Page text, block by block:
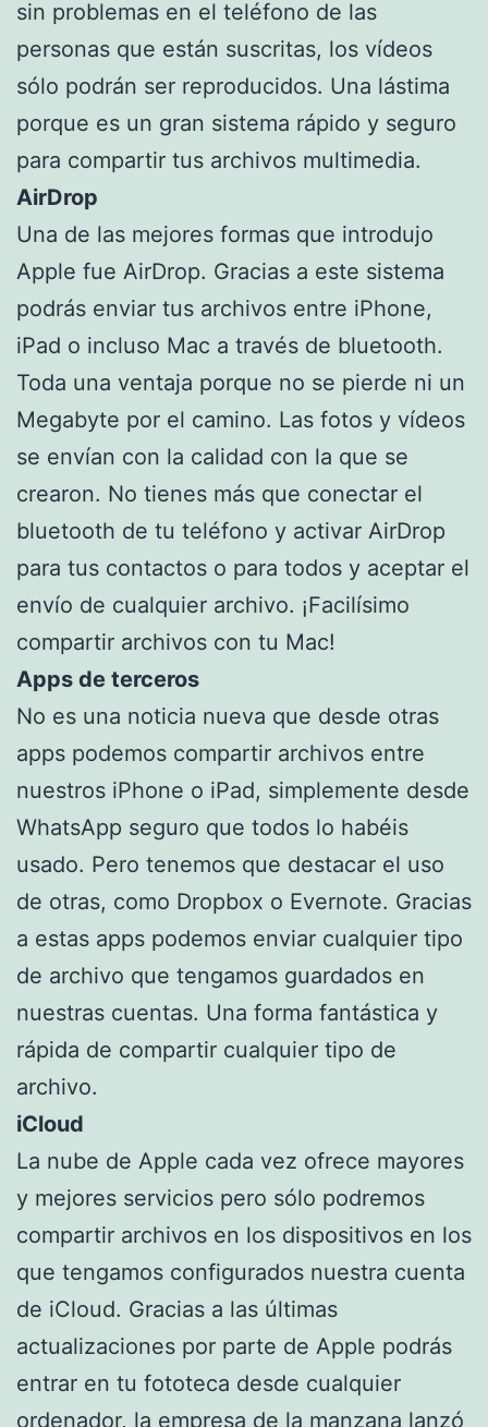
sin problemas en el teléfono de las
personas que están suscritas, los vídeos
sólo podrán ser reproducidos. Una lástima
porque es un gran sistema rápido y seguro
para compartir tus archivos multimedia.
AirDrop
Una de las mejores formas que introdujo
Apple fue AirDrop. Gracias a este sistema
podrás enviar tus archivos entre iPhone,
iPad o incluso Mac a través de bluetooth.
Toda una ventaja porque no se pierde ni un
Megabyte por el camino. Las fotos y vídeos
se envían con la calidad con la que se
crearon. No tienes más que conectar el
bluetooth de tu teléfono y activar AirDrop
para tus contactos o para todos y aceptar el
envío de cualquier archivo. ¡Facilísimo
compartir archivos con tu Mac!
Apps de terceros
No es una noticia nueva que desde otras
apps podemos compartir archivos entre
nuestros iPhone o iPad, simplemente desde
WhatsApp seguro que todos lo habéis
usado. Pero tenemos que destacar el uso
de otras, como Dropbox o Evernote. Gracias
a estas apps podemos enviar cualquier tipo
de archivo que tengamos guardados en
nuestras cuentas. Una forma fantástica y
rápida de compartir cualquier tipo de
archivo.
iCloud
La nube de Apple cada vez ofrece mayores
y mejores servicios pero sólo podremos
compartir archivos en los dispositivos en los
que tengamos configurados nuestra cuenta
de iCloud. Gracias a las últimas
actualizaciones por parte de Apple podrás
entrar en tu fototeca desde cualquier
ordenador, la empresa de la manzana lanzó